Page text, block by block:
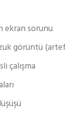
ekran sorunu
görüntü
çalışma